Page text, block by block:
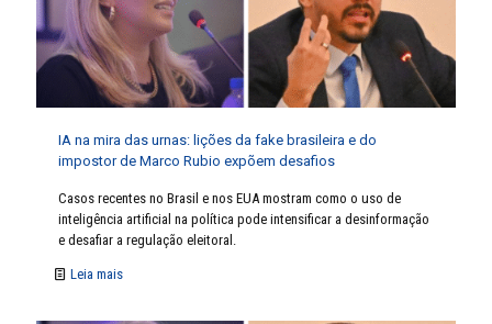
IA na mira das urnas: lições da fake brasileira e do
impostor de Marco Rubio expõem desafios
Casos recentes no Brasil e nos EUA mostram como o uso de
inteligência artificial na política pode intensificar a desinformação
e desafiar a regulação eleitoral.
Leia mais